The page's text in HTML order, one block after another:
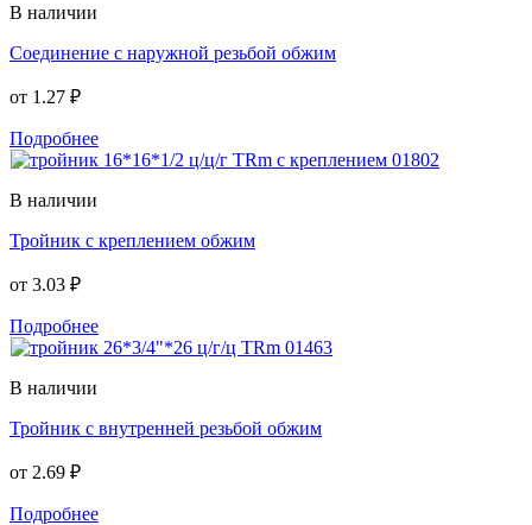
В наличии
Соединение с наружной резьбой обжим
от 1.27 ₽
Подробнее
В наличии
Тройник с креплением обжим
от 3.03 ₽
Подробнее
В наличии
Тройник с внутренней резьбой обжим
от 2.69 ₽
Подробнее